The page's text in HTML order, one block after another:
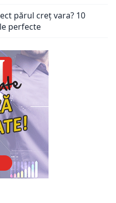
părul creț vara? 10
perfecte